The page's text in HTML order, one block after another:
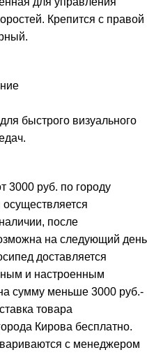
Крепится с правой
быстрого визуального
3000 руб. по городу
после
на следующий день
доставляется
и настроенным
сумму меньше 3000 руб.-
товара
Кирова бесплатно.
с менеджером